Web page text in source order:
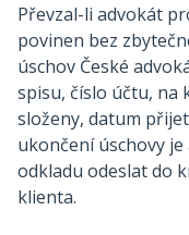
Převzal-li advokát
povinen bez
úschov České
spisu, číslo účtu, na
složeny, datum
ukončení úschovy
odkladu odeslat do
klienta.